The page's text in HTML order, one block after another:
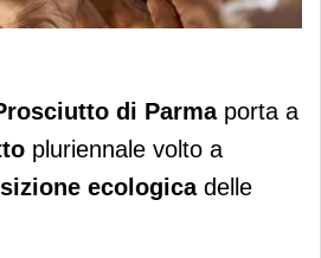
verso ladi Parmaporta a
pluriennale volto a
ecologicadelle